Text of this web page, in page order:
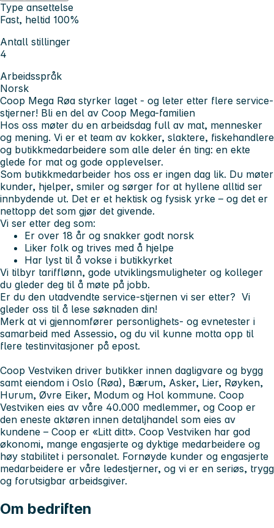
Type ansettelse
Fast, heltid 100%
Antall stillinger
4
Arbeidsspråk
Norsk
Coop Mega Røa styrker laget - og leter etter flere service-
stjerner! Bli en del av Coop Mega-familien
Hos oss møter du en arbeidsdag full av mat, mennesker
og mening. Vi er et team av kokker, slaktere, fiskehandlere
og butikkmedarbeidere som alle deler én ting: en ekte
glede for mat og gode opplevelser.
Som butikkmedarbeider hos oss er ingen dag lik. Du møter
kunder, hjelper, smiler og sørger for at hyllene alltid ser
innbydende ut. Det er et hektisk og fysisk yrke – og det er
nettopp det som gjør det givende.
Vi ser etter deg som:
Er over 18 år og snakker godt norsk
Liker folk og trives med å hjelpe
Har lyst til å vokse i butikkyrket
Vi tilbyr tarifflønn, gode utviklingsmuligheter og kolleger
du gleder deg til å møte på jobb.
Er du den utadvendte service-stjernen vi ser etter? Vi
gleder oss til å lese søknaden din!
Merk at vi gjennomfører personlighets- og evnetester i
samarbeid med Assessio, og du vil kunne motta opp til
flere testinvitasjoner på epost.
Coop Vestviken driver butikker innen dagligvare og bygg
samt eiendom i Oslo (Røa), Bærum, Asker, Lier, Røyken,
Hurum, Øvre Eiker, Modum og Hol kommune. Coop
Vestviken eies av våre 40.000 medlemmer, og Coop er
den eneste aktøren innen detaljhandel som eies av
kundene – Coop er «Litt ditt». Coop Vestviken har god
økonomi, mange engasjerte og dyktige medarbeidere og
høy stabilitet i personalet. Fornøyde kunder og engasjerte
medarbeidere er våre ledestjerner, og vi er en seriøs, trygg
og forutsigbar arbeidsgiver.
Om bedriften